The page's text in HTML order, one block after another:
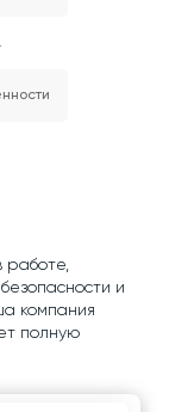
работе,
и
компания
полную